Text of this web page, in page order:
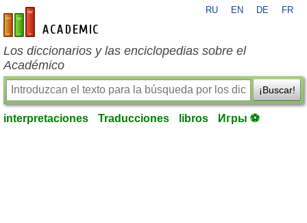
es-academic.com
RU EN DE FR
Los diccionarios y las enciclopedias sobre el
Académico
¡Buscar!
interpretaciones Traducciones libros Игры ⚽